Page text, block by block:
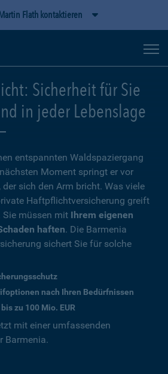
Flath kontaktieren
Sicherheit für Sie
in jeder Lebenslage
entspannten Waldspaziergang
Moment springt er vor
der sich den Arm bricht. Was viele
Haftpflichtversicherung greift
Sie müssen mit Ihrem eigenen
haften. Die Barmenia
sichert Sie für solche
nach Ihren Bedürfnissen
zu 100 Mio. EUR
mit einer umfassenden
Barmenia.